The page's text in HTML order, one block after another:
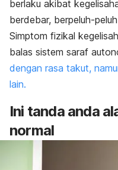
berlaku akibat
berdebar, berpeluh-
Simptom fizikal
balas sistem saraf
dengan rasa takut,
lain.
Ini tanda anda
normal